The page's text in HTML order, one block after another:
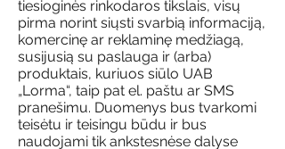
tiesioginės rinkodaros tikslais, visų
pirma norint siųsti svarbią informaciją,
komercinę ar reklaminę medžiagą,
susijusią su paslauga ir (arba)
produktais, kuriuos siūlo UAB
„Lorma“, taip pat el. paštu ar SMS
pranešimu. Duomenys bus tvarkomi
teisėtu ir teisingu būdu ir bus
naudojami tik ankstesnėse dalyse